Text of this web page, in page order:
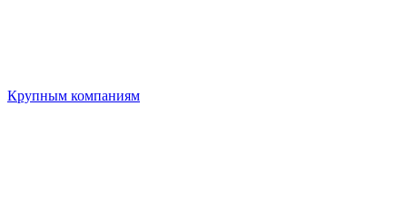
Крупным компаниям